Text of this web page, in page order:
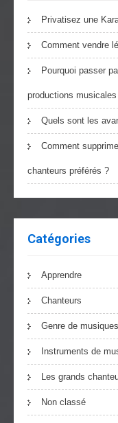
Privatisez une
Comment vendre
Pourquoi passer
productions
Quels sont les
Comment
chanteurs préférés ?
Catégories
Apprendre
Chanteurs
Genre de musiques
Instruments de
Les grands
Non classé